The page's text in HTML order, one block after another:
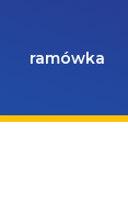
ramówka